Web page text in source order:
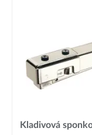
Kladivová